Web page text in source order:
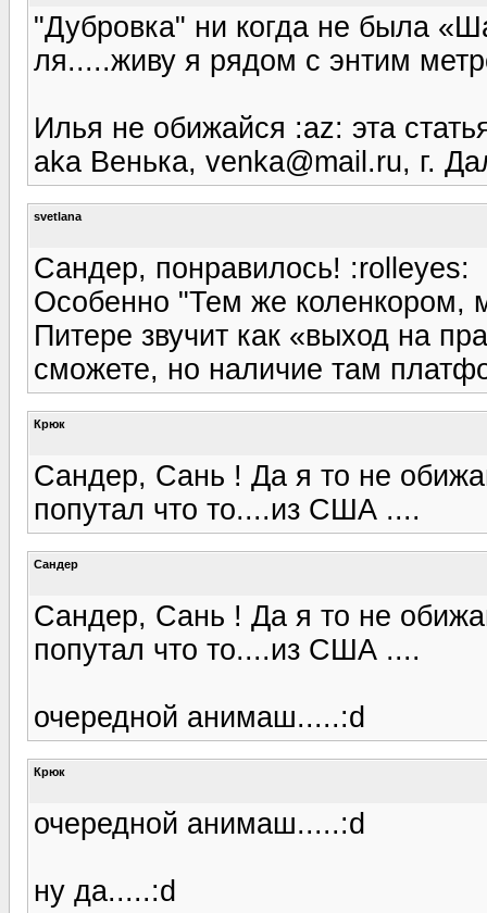
"Дубровка" ни когда не была
ля.....живу я рядом с энтим
Илья не обижайся :az: эта
aka Bенька, venka@mail.ru, г.
svetlana
Сандер, понравилось! :rolleyes:
Особенно "Тем же коленкором,
Питере звучит как «выход на
сможете, но наличие там
Крюк
Сандер, Сань ! Да я то не
попутал что то....из США ....
Сандер
Сандер, Сань ! Да я то не
попутал что то....из США ....
очередной анимаш.....:d
Крюк
очередной анимаш.....:d
ну да.....:d